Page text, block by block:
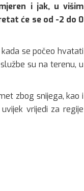
i jak, u višim
će se od -2 do 0
se počeo hvatati
su na terenu, u
zbog snijega, kao i
vrijedi za regije